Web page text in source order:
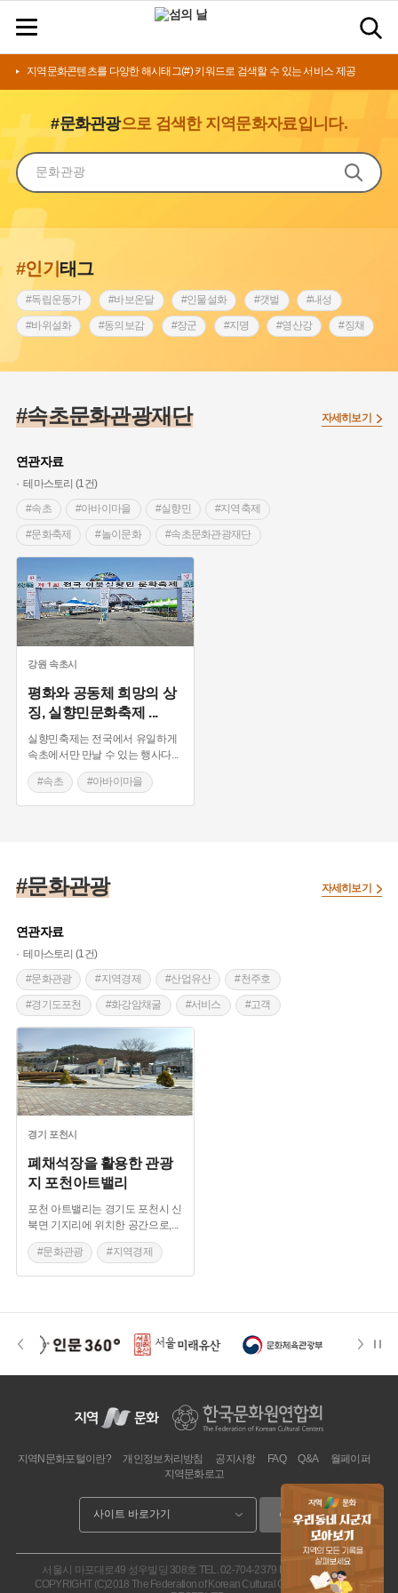
지역문화콘텐츠를 다양한 해시태그(#) 키워드로 검색할 수 있는 서비스 제공
#문화관광으로 검색한 지역문화자료입니다.
#인기태그
#독립운동가 #바보온달 #인물설화 #갯벌 #내성
#바위설화 #동의보감 #장군 #지명 #영산강 #징채
#인천 #외성 #허준 #농업 #낙성대
#황해도
#조선역사
#왕건 #전라남도 지명유래 #목민관 #강감찬
#온라인 생활사박물관 #강동구 #제주도설화
#여성독립운동가 #조선시대 문신
#김마리아 #여성 독립운동가
#문화유산 #노원구 #마을
#경기도설화 #강서구 #공예품
#지명유래
#용인의 전설 #끈기 #산성
#의병활동 #영산포
#남자현
#속초문화관광재단
연관자료
테마스토리 (1건)
#속초
#아바이마을 #실향민 #지역축제
#문화축제 #놀이문화 #속초문화관광재단
자세히보기
강원 속초시
평화와 공동체 희망의 상
징, 실향민문화축제 ...
실향민축제는 전국에서 유일하게
속초에서만 만날 수 있는 행사다...
#속초 #아바이마을
#실향민 #지역축제
#문화관광
연관자료
테마스토리 (1건)
#문화관광
#지역경제 #산업유산 #천주호
#경기도포천 #화강암채굴 #서비스 #고객
#경기도 #관광 #평택 #시티투어
#문화유적
자세히보기
경기 포천시
폐채석장을 활용한 관광
지 포천아트밸리
포천 아트밸리는 경기도 포천시 신
북면 기지리에 위치한 공간으로,
#문화관광 #지역경제
#산업유산 #천주호
이동
지역N문화포털이란? 개인정보처리방침 공지사항 FAQ Q&A
월페이퍼
지역문화로고
서울시 마포대로49 성우빌딩 308호 TEL. 02-704-2379 FAX. 02.704-2377
COPYRIGHT (C)2018 The Federation of Korean Cultural Centers. ALL RIGHT